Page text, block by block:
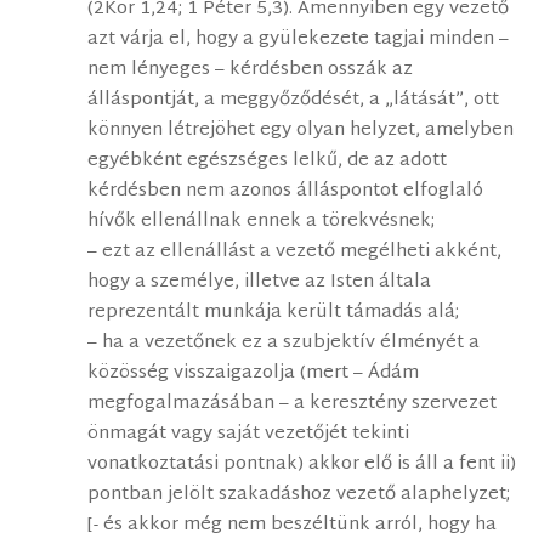
(2Kor 1,24; 1 Péter 5,3). Amennyiben egy vezető
azt várja el, hogy a gyülekezete tagjai minden –
nem lényeges – kérdésben osszák az
álláspontját, a meggyőződését, a „látását”, ott
könnyen létrejöhet egy olyan helyzet, amelyben
egyébként egészséges lelkű, de az adott
kérdésben nem azonos álláspontot elfoglaló
hívők ellenállnak ennek a törekvésnek;
– ezt az ellenállást a vezető megélheti akként,
hogy a személye, illetve az Isten általa
reprezentált munkája került támadás alá;
– ha a vezetőnek ez a szubjektív élményét a
közösség visszaigazolja (mert – Ádám
megfogalmazásában – a keresztény szervezet
önmagát vagy saját vezetőjét tekinti
vonatkoztatási pontnak) akkor elő is áll a fent ii)
pontban jelölt szakadáshoz vezető alaphelyzet;
[- és akkor még nem beszéltünk arról, hogy ha